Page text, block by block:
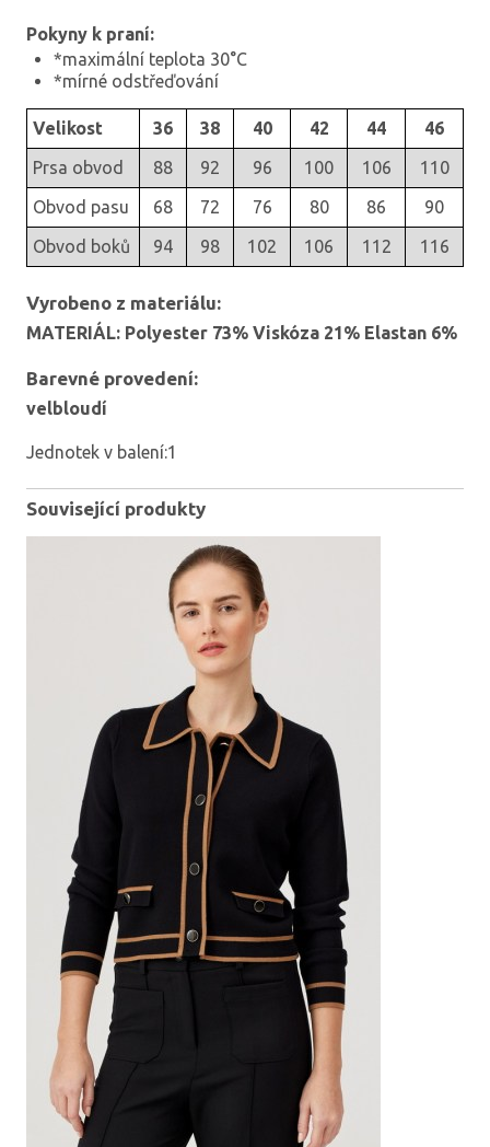
Pokyny k praní:
*maximální teplota 30°C
*mírné odstřeďování
Velikost 36 38 40 42 44
46
Prsa obvod
88 92 96 100 106
110
Obvod pasu
68 72 76 80 86
90
Obvod boků
94 98 102 106 112 116
Vyrobeno z materiálu:
MATERIÁL: Polyester 73% Viskóza 21% Elastan 6%
Barevné provedení:
velbloudí
Jednotek v balení:1
Související produkty